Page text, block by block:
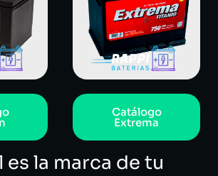
Catálogo
Extrema
es la marca de tu